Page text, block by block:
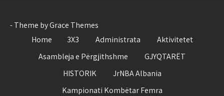
- Theme by Grace Themes
Home
3X3 Administrata
Aktivitetet
Asambleja e Përgjithshme
GJYQTARËT
HISTORIK
JrNBA Albania
Kampionati Kombëtar Femra